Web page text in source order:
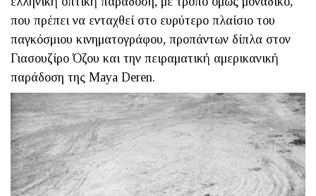
που πρέπει να ενταχθεί στο ευρύτερο πλαίσιο του
παγκόσμιου κινηματογράφου, προπάντων δίπλα στον
Γιασουζίρο Όζου και την πειραματική αμερικανική
παράδοση της Maya Deren.